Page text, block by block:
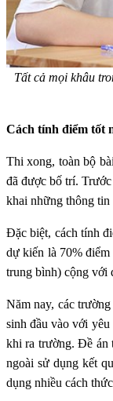
Tất cả mọi khâu
Cách tính điểm tốt
Thi xong, toàn bộ
đã được bố trí.
khai những thông tin
Đặc biệt, cách tính
dự kiến là 70%
trung bình) cộng với
Năm nay, các
sinh đầu vào với yêu
khi ra trường. Đề án
ngoài sử dụng kết
dụng nhiều cách